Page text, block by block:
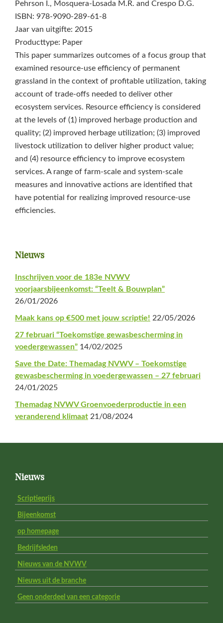
Pehrson I., Mosquera-Losada M.R. and Crespo D.G.
ISBN: 978-9090-289-61-8
Jaar van uitgifte: 2015
Producttype: Paper
This paper summarizes outcomes of a focus group that
examined resource-use efficiency of permanent
grassland in the context of profitable utilization, taking
account of trade-offs needed to deliver other
ecosystem services. Resource efficiency is considered
at the levels of (1) improved herbage production and
quality; (2) improved herbage utilization; (3) improved
livestock utilization to deliver higher product value;
and (4) resource efficiency to improve ecosystem
services. A range of farm-scale and system-scale
measures and innovative actions are identified that
have potential for realizing improved resource-use
efficiencies.
Primaire
Sidebar
Nieuws
Inschrijven voor de 183e NVWV
voorjaarsbijeenkomst: “Teelt & Bouwplan”
26/01/2026
Maak kans op €500 met jouw scriptie! 22/05/2026
27 februari “Toekomstige gewasbescherming in
voedergewassen” 14/02/2025
Save the Date: Themadag NVWV – Toekomstige
gewasbescherming in voedergewassen – 27 februari
24/01/2025
Themadag NVWV Groenvoederproductie in een
veranderend klimaat 21/08/2024
FooterNieuws
Scriptieprijs
Bijeenkomst
op homepage
Bedrijfsleden
Nieuws van de NVWV
Nieuws uit de branche
Geen onderdeel van een categorie